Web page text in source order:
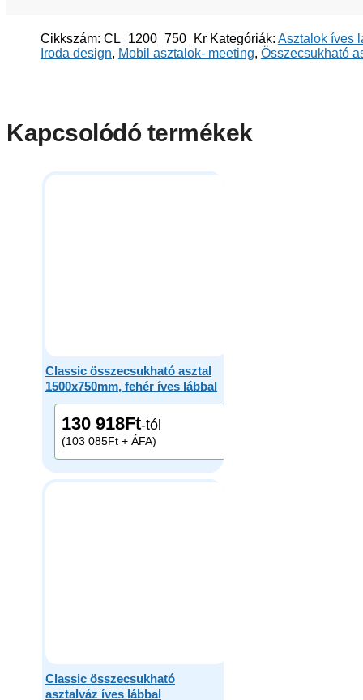
Cikkszám: CL_1200_750_Kr Kategóriák: Asztalok íves
Iroda design, Mobil asztalok- meeting, Összecsukható
Kapcsolódó termékek
Classic összecsukható asztal
1500x750mm, fehér íves lábbal
130 918Ft-tól
(103 085Ft + ÁFA)
Classic összecsukható
asztalváz íves lábbal